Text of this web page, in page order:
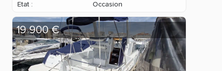
Etat :
Occasion
19 900 €